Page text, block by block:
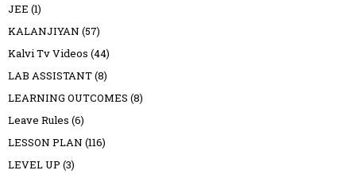
JEE (1)
KALANJIYAN (57)
Kalvi Tv Videos (44)
LAB ASSISTANT(8)
LEARNING OUTCOMES (8)
Leave Rules (6)
LESSON PLAN (116)
LEVEL UP (3)